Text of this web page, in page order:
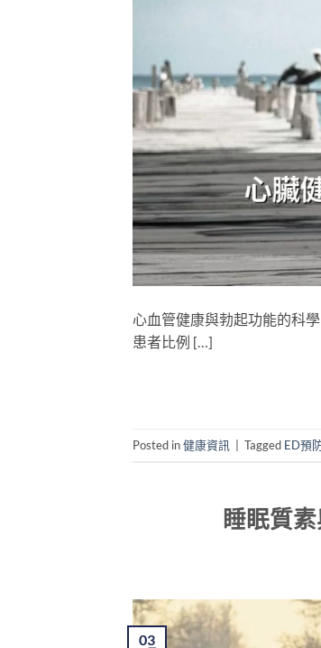
心血管健康與勃起功能的科
患者比例 […]
Posted in健康資訊 Tagged ED預
睡眠質
03